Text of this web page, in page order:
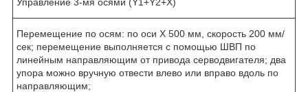
Перемещение по осям: по оси X 500 мм, скорость 200 мм/
сек; перемещение выполняется с помощью ШВП по
линейным направляющим от привода серводвигателя; два
упора можно вручную отвести влево или вправо вдоль по
направляющим;